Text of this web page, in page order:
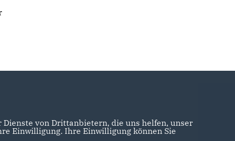
von Drittanbietern, die uns helfen, unser
Einwilligung. Ihre Einwilligung können Sie